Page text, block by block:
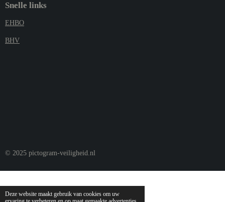
Deze website maakt gebruik van cookies om uw
Snelle links
EHBO
BHV
© 2025 pictogram-veiligheid.nl